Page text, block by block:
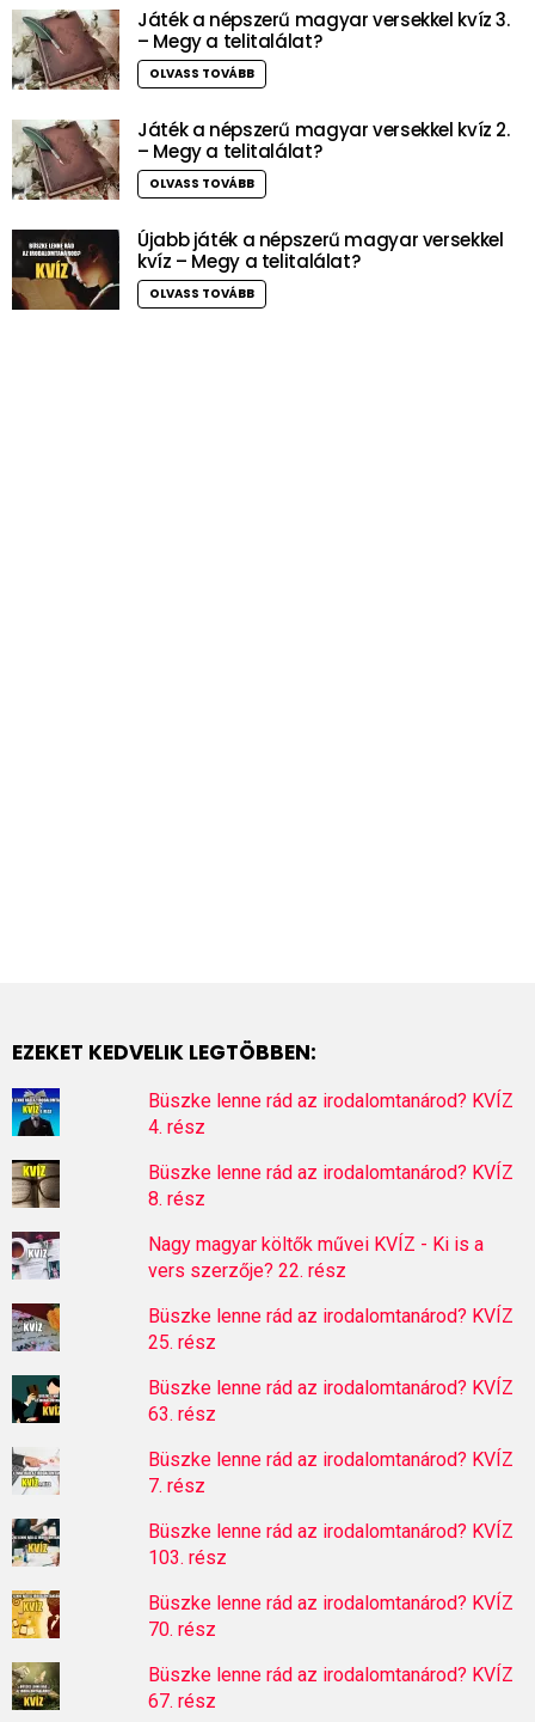
Játék a népszerű magyar versekkel kvíz 3.
– Megy a telitalálat?
OLVASS TOVÁBB
Játék a népszerű magyar versekkel kvíz 2.
– Megy a telitalálat?
OLVASS TOVÁBB
Újabb játék a népszerű magyar versekkel
kvíz – Megy a telitalálat?
OLVASS TOVÁBB
EZEKET KEDVELIK LEGTÖBBEN:
Büszke lenne rád az irodalomtanárod? KVÍZ
4. rész
Büszke lenne rád az irodalomtanárod? KVÍZ
8. rész
Nagy magyar költők művei KVÍZ - Ki is a
vers szerzője? 22. rész
Büszke lenne rád az irodalomtanárod? KVÍZ
25. rész
Büszke lenne rád az irodalomtanárod? KVÍZ
63. rész
Büszke lenne rád az irodalomtanárod? KVÍZ
7. rész
Büszke lenne rád az irodalomtanárod? KVÍZ
103. rész
Büszke lenne rád az irodalomtanárod? KVÍZ
70. rész
Büszke lenne rád az irodalomtanárod? KVÍZ
67. rész